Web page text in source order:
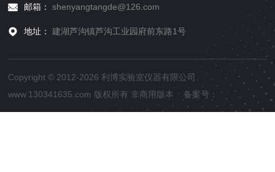
邮箱： shenyangtangde@126.com
地址： 建湖芦沟镇芦沟工业园府前东路1号
Copyright © 2012-2026 利博实验室仪器有限公司
www.130341635.com 版权所有 非商用版本 备案号：